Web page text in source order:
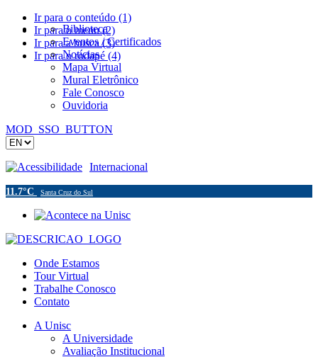
Ir para o conteúdo (1)
Ir para o menu (2)
Ir para a busca (3)
Ir para o rodapé (4)
Biblioteca
Eventos / Certificados
Notícias
Mapa Virtual
Mural Eletrônico
Fale Conosco
Ouvidoria
MOD_SSO_BUTTON
Acessibilidade Internacional
11.7°C Santa Cruz do Sul
Onde Estamos
Tour Virtual
Trabalhe Conosco
Contato
A Unisc
A Universidade
Avaliação Institucional